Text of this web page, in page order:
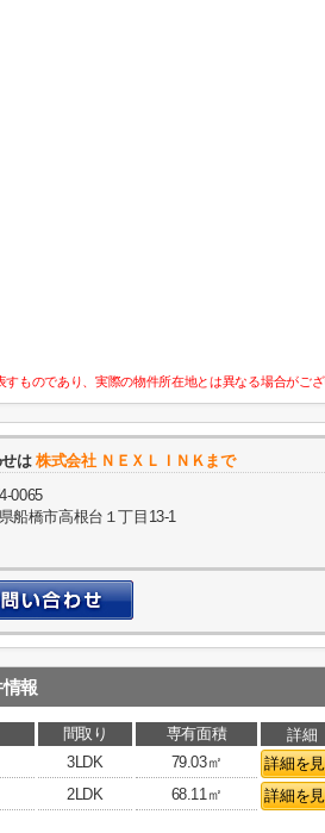
ものであり、実際の物件所在地とは異なる場合がござ
せは株式会社 ＮＥＸＬＩＮＫまで
0065
船橋市高根台１丁目13-1
報
間取り 専有面積 詳細
3LDK 79.03㎡ 詳細を
2LDK 68.11㎡ 詳細を